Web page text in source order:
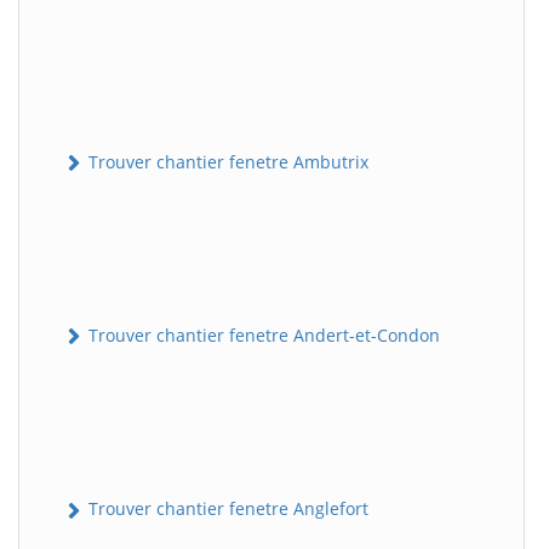
Trouver chantier fenetre Ambutrix
Trouver chantier fenetre Andert-et-Condon
Trouver chantier fenetre Anglefort